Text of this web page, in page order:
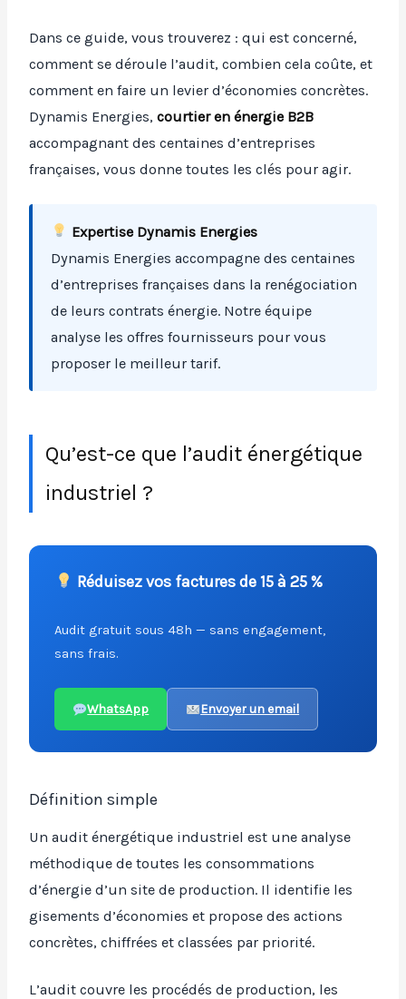
Dans ce guide, vous trouverez : qui est concerné,
comment se déroule l’audit, combien cela coûte, et
comment en faire un levier d’économies concrètes.
Dynamis Energies,courtier en énergie B2B
accompagnant des centaines d’entreprises
françaises, vous donne toutes les clés pour agir.
Expertise Dynamis Energies
Dynamis Energies accompagne des centaines
d’entreprises françaises dans la renégociation
de leurs contrats énergie. Notre équipe
analyse les offres fournisseurs pour vous
proposer le meilleur tarif.
Qu’est-ce que l’audit énergétique
industriel ?
Réduisez vos factures de 15 à 25 %
Audit gratuit sous 48h — sans engagement,
sans frais.
WhatsApp Envoyer un email
Définition simple
Un audit énergétique industriel est une analyse
méthodique de toutes les consommations
d’énergie d’un site de production. Il identifie les
gisements d’économies et propose des actions
concrètes, chiffrées et classées par priorité.
L’audit couvre les procédés de production, les